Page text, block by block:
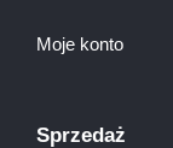
Moje konto
Sprzedaż